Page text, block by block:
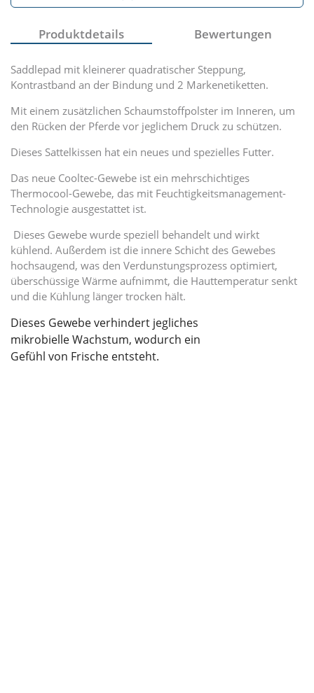
Produktdetails Bewertungen
Saddlepad mit kleinerer quadratischer Steppung,
Kontrastband an der Bindung und 2 Markenetiketten.
Mit einem zusätzlichen Schaumstoffpolster im Inneren, um
den Rücken der Pferde vor jeglichem Druck zu schützen.
Dieses Sattelkissen hat ein neues und spezielles Futter.
Das neue Cooltec-Gewebe ist ein mehrschichtiges
Thermocool-Gewebe, das mit Feuchtigkeitsmanagement-
Technologie ausgestattet ist.
Dieses Gewebe wurde speziell behandelt und wirkt
kühlend. Außerdem ist die innere Schicht des Gewebes
hochsaugend, was den Verdunstungsprozess optimiert,
überschüssige Wärme aufnimmt, die Hauttemperatur senkt
und die Kühlung länger trocken hält.
Dieses Gewebe verhindert jegliches
mikrobielle Wachstum, wodurch ein
Gefühl von Frische entsteht.